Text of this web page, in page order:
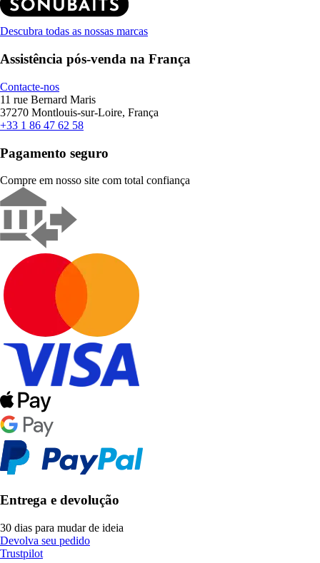
Descubra todas as nossas marcas
Assistência pós-venda na França
Contacte-nos
11 rue Bernard Maris
37270 Montlouis-sur-Loire, França
+33 1 86 47 62 58
Pagamento seguro
Compre em nosso site com total confiança
Entrega e devolução
30 dias para mudar de ideia
Devolva seu pedido
Trustpilot